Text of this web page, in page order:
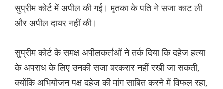
सुप्रीम कोर्ट में अपील की गई। मृतका के पति ने सजा काट ली
और अपील दायर नहीं की।
सुप्रीम कोर्ट के समक्ष अपीलकर्ताओं ने तर्क दिया कि दहेज हत्या
के अपराध के लिए उनकी सजा बरकरार नहीं रखी जा सकती,
क्योंकि अभियोजन पक्ष दहेज की मांग साबित करने में विफल रहा,